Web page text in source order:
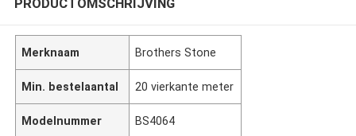
Merknaam Brothers Stone
Min. bestelaantal 20 vierkante meter
Modelnummer BS4064